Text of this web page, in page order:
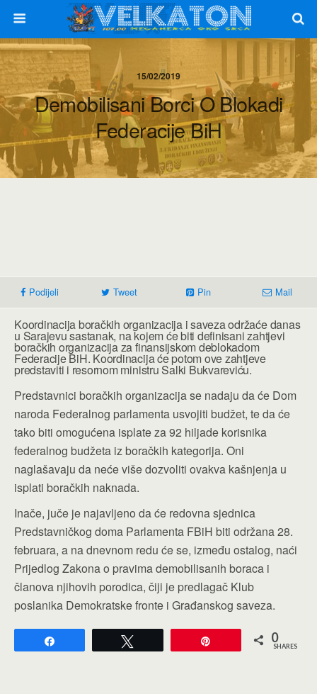
15/02/2019
Demobilisani Borci O Blokadi
Federacije BiH
Podijeli Tweet Pin Mail
Koordinacija boračkih organizacija i saveza održaće danas
u Sarajevu sastanak, na kojem će biti definisani zahtjevi
boračkih organizacija za finansijskom deblokadom
Federacije BiH. Koordinacija će potom ove zahtjeve
predstaviti i resornom ministru Salki Bukvareviću.
Predstavnici boračkih organizacija se nadaju da će Dom
naroda Federalnog parlamenta usvojiti budžet, te da će
tako biti omogućena isplate za 92 hiljade korisnika
federalnog budžeta iz boračkih kategorija. Oni
naglašavaju da neće više dozvoliti ovakva kašnjenja u
isplati boračkih naknada.
Inače, juče je najavljeno da će redovna sjednica
Predstavničkog doma Parlamenta FBiH biti održana 28.
februara, a na dnevnom redu će se, između ostalog, naći
Prijedlog Zakona o pravima demobilisanih boraca i
članova njihovih porodica, čiji je predlagač Klub
poslanika Demokratske fronte i Građanskog saveza.
0
SHARES